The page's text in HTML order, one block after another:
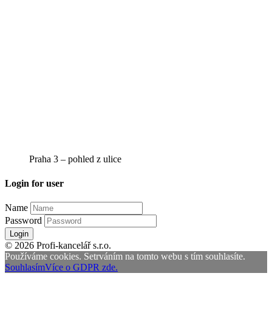
Praha 3 – pohled z ulice
Login for user
Name
Password
Login
© 2026 Profi-kancelář s.r.o.
Používáme cookies. Setrváním na tomto webu s tím souhlasíte.
SouhlasímVíce o GDPR zde.